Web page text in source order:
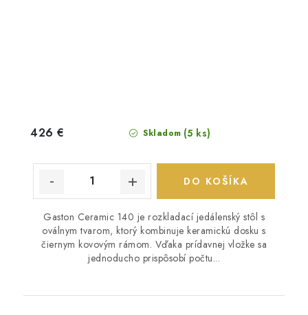
Skladom (5 ks)
426 €
DO KOŠÍKA
Gaston Ceramic 140 je rozkladací jedálenský stôl s
oválnym tvarom, ktorý kombinuje keramickú dosku s
čiernym kovovým rámom. Vďaka prídavnej vložke sa
jednoducho prispôsobí počtu...